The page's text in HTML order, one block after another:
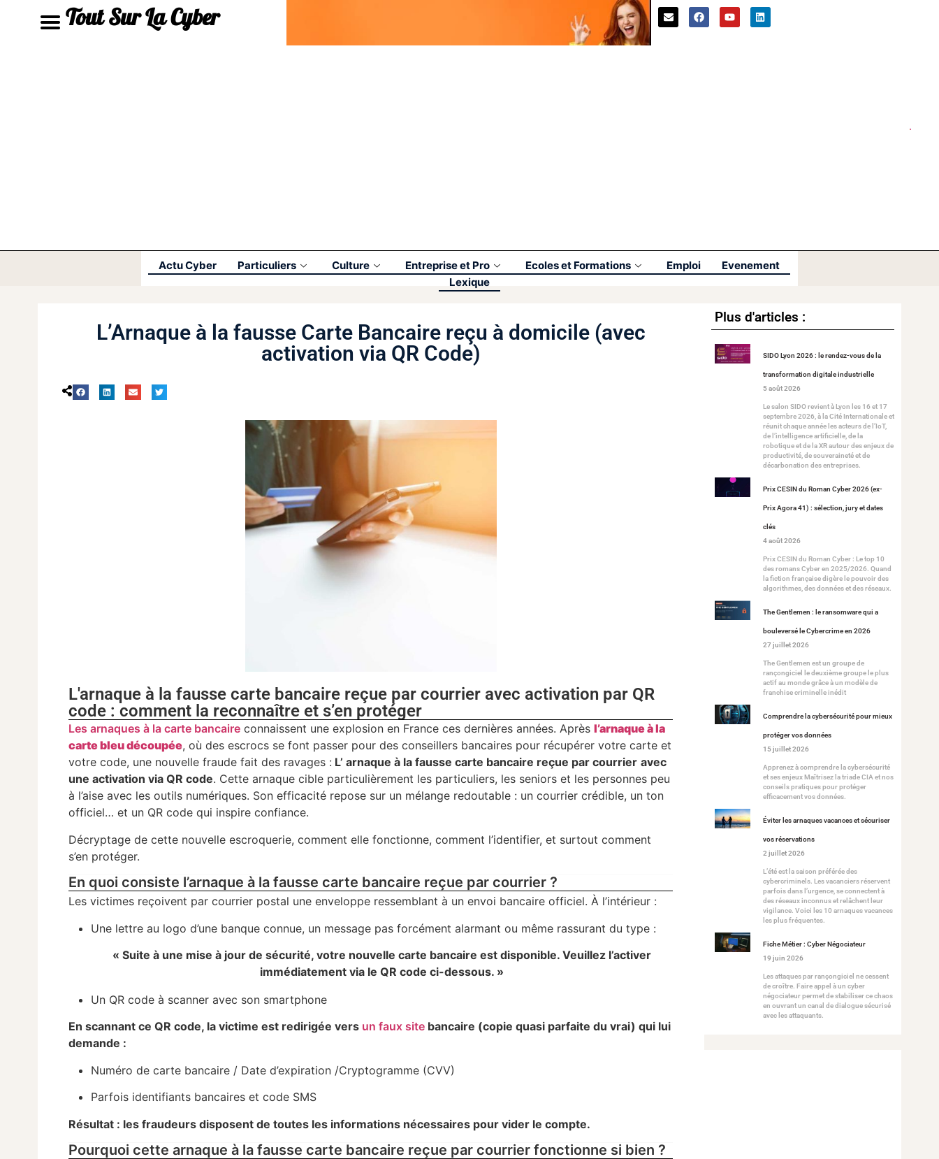
Tout Sur La Cyber
Actu Cyber Particuliers Culture Entreprise et Pro Ecoles et Formations Emploi
Evenement
Lexique
L’Arnaque à la fausse Carte Bancaire reçu à domicile (avec
activation via QR Code)
L'arnaque à la fausse carte bancaire reçue par courrier avec activation par QR
code : comment la reconnaître et s’en protéger
Les arnaques à la carte bancaire connaissent une explosion en France ces dernières années. Aprèsl’arnaque à la
carte bleu découpée, où des escrocs se font passer pour des conseillers bancaires pour récupérer votre carte et
votre code, une nouvelle fraude fait des ravages : L’ arnaque à la fausse carte bancaire reçue par courrier avec
une activation via QR code. Cette arnaque cible particulièrement les particuliers, les seniors et les personnes peu
à l’aise avec les outils numériques. Son efficacité repose sur un mélange redoutable : un courrier crédible, un ton
officiel… et un QR code qui inspire confiance.
Décryptage de cette nouvelle escroquerie, comment elle fonctionne, comment l’identifier, et surtout comment
s’en protéger.
En quoi consiste l’arnaque à la fausse carte bancaire reçue par courrier ?
Les victimes reçoivent par courrier postal une enveloppe ressemblant à un envoi bancaire officiel. À l’intérieur :
Une lettre au logo d’une banque connue, un message pas forcément alarmant ou même rassurant du type :
« Suite à une mise à jour de sécurité, votre nouvelle carte bancaire est disponible. Veuillez l’activer
immédiatement via le QR code ci-dessous. »
Un QR code à scanner avec son smartphone
En scannant ce QR code, la victime est redirigée vers un faux site bancaire (copie quasi parfaite du vrai) qui lui
demande :
Numéro de carte bancaire / Date d’expiration /Cryptogramme (CVV)
Parfois identifiants bancaires et code SMS
Résultat : les fraudeurs disposent de toutes les informations nécessaires pour vider le compte.
Pourquoi cette arnaque à la fausse carte bancaire reçue par courrier fonctionne si bien ?
Plus d'articles :
SIDO Lyon 2026 : le rendez-vous de la
transformation digitale industrielle
5 août 2026
Le salon SIDO revient à Lyon les 16 et 17
septembre 2026, à la Cité Internationale et
réunit chaque année les acteurs de l’IoT,
de l’intelligence artificielle, de la
robotique et de la XR autour des enjeux de
productivité, de souveraineté et de
décarbonation des entreprises.
Prix CESIN du Roman Cyber 2026 (ex-
Prix Agora 41) : sélection, jury et dates
clés
4 août 2026
Prix CESIN du Roman Cyber : Le top 10
des romans Cyber en 2025/2026. Quand
la fiction française digère le pouvoir des
algorithmes, des données et des réseaux.
The Gentlemen : le ransomware qui a
bouleversé le Cybercrime en 2026
27 juillet 2026
The Gentlemen est un groupe de
rançongiciel le deuxième groupe le plus
actif au monde grâce à un modèle de
franchise criminelle inédit
Comprendre la cybersécurité pour mieux
protéger vos données
15 juillet 2026
Apprenez à comprendre la cybersécurité
et ses enjeux Maîtrisez la triade CIA et nos
conseils pratiques pour protéger
efficacement vos données.
Éviter les arnaques vacances et sécuriser
vos réservations
2 juillet 2026
L’été est la saison préférée des
cybercriminels. Les vacanciers réservent
parfois dans l’urgence, se connectent à
des réseaux inconnus et relâchent leur
vigilance. Voici les 10 arnaques vacances
les plus fréquentes.
Fiche Métier : Cyber Négociateur
19 juin 2026
Les attaques par rançongiciel ne cessent
de croître. Faire appel à un cyber
négociateur permet de stabiliser ce chaos
en ouvrant un canal de dialogue sécurisé
avec les attaquants.